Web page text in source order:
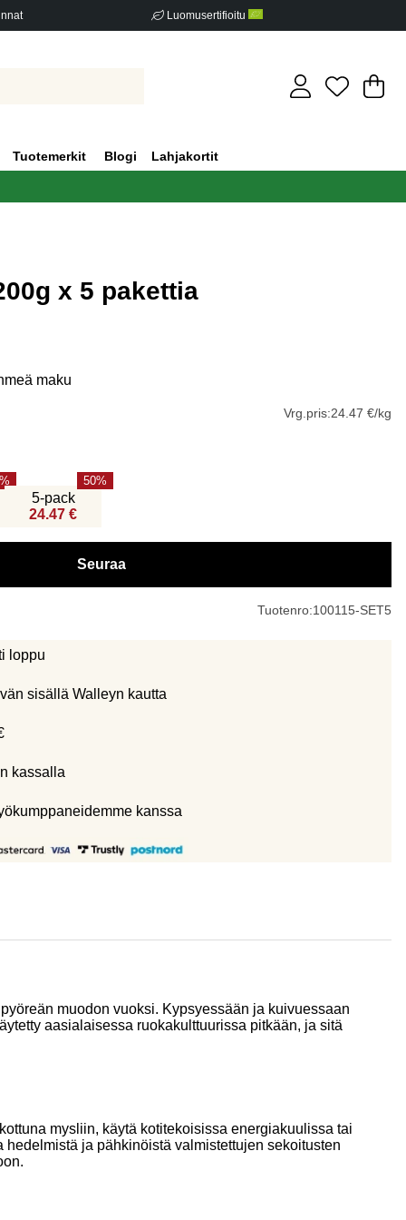
Luomusertifioitu
.
Tuotemerkit Blogi Lahjakortit
x 5 pakettia
maku
Vrg.pris:24.47 €/kg
5-pack
24.47 €
50
Seuraa
Tuotenro:100115-SET5
loppu
sisällä Walleyn kautta
kassalla
kanssa
muodon vuoksi. Kypsyessään ja kuivuessaan
aasialaisessa ruokakulttuurissa pitkään, ja sitä
mysliin, käytä kotitekoisissa energiakuulissa tai
ja pähkinöistä valmistettujen sekoitusten